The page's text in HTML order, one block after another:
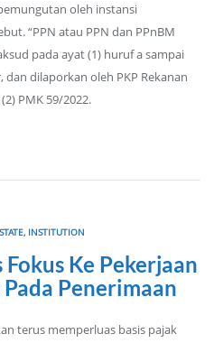
oleh instansi
“PPN atau PPN dan PPnBM
pada ayat (1) huruf a sampai
dilaporkan oleh PKP Rekanan
PMK 59/2022.
INSTITUTION
Ke Pekerjaan
Penerimaan
terus memperluas basis pajak